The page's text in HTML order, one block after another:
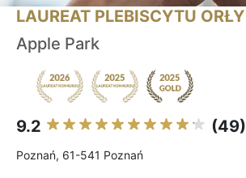
LAUREAT PLEBISCYTU ORŁY
Apple Park
9.2 (49)
Poznań, 61-541 Poznań